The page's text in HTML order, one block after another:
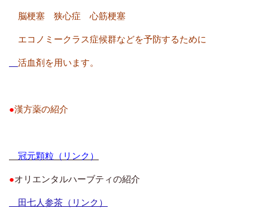
脳梗塞 狭心症 心筋梗塞
エコノミークラス症候群などを予防するために
活血剤を用います。
●漢方薬の紹介
冠元顆粒（リンク）
●オリエンタルハーブティの紹介
田七人参茶（リンク）